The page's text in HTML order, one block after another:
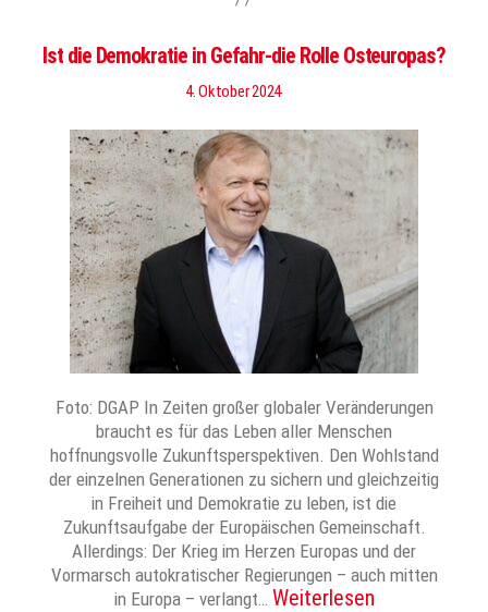
Ist die Demokratie in Gefahr-die Rolle Osteuropas?
4. Oktober 2024
Foto: DGAP In Zeiten großer globaler Veränderungen
braucht es für das Leben aller Menschen
hoffnungsvolle Zukunftsperspektiven. Den Wohlstand
der einzelnen Generationen zu sichern und gleichzeitig
in Freiheit und Demokratie zu leben, ist die
Zukunftsaufgabe der Europäischen Gemeinschaft.
Allerdings: Der Krieg im Herzen Europas und der
Vormarsch autokratischer Regierungen – auch mitten
in Europa – verlangt… Weiterlesen